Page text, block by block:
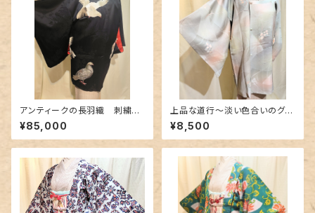
アンティークの長羽織 刺繍〜
鳩柄の逸品〜
¥85,000
上品な道行〜淡い色合いのグラ
デーション〜
¥8,500